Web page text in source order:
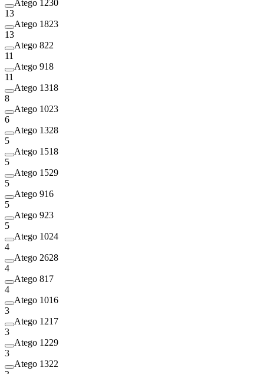
Atego 1230
13
Atego 1823
13
Atego 822
11
Atego 918
11
Atego 1318
8
Atego 1023
6
Atego 1328
5
Atego 1518
5
Atego 1529
5
Atego 916
5
Atego 923
5
Atego 1024
4
Atego 2628
4
Atego 817
4
Atego 1016
3
Atego 1217
3
Atego 1229
3
Atego 1322